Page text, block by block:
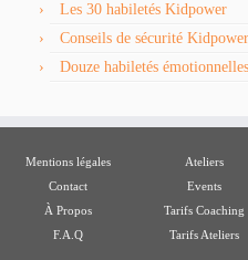
Les 30 habiletés Kidpower
Conseils de sécurité
Douze habiletés
Mentions légales
Contact
À Propos
F.A.Q
Ateliers
Events
Tarifs Coaching
Tarifs Ateliers